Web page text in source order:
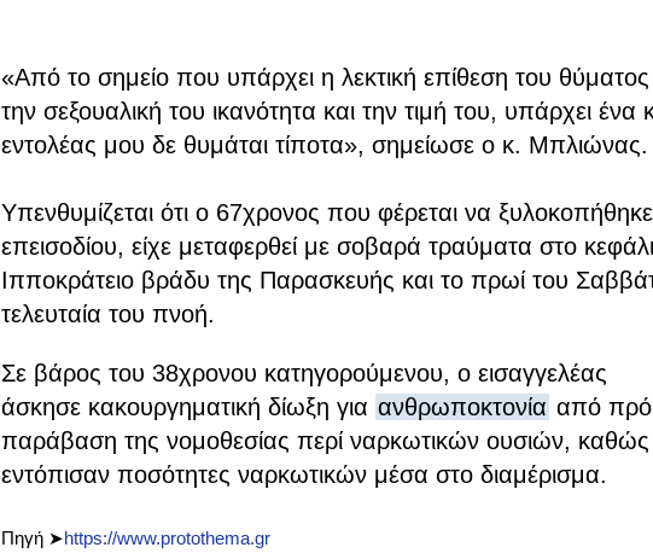
«Από το σημείο που υπάρχει η λεκτική επίθεση του
την σεξουαλική του ικανότητα και την τιμή του, υπάρχει ένα
εντολέας μου δε θυμάται τίποτα», σημείωσε ο κ. Μπλιώνας.
Υπενθυμίζεται ότι ο 67χρονος που φέρεται να
επεισοδίου, είχε μεταφερθεί με σοβαρά τραύματα στο
Ιπποκράτειο βράδυ της Παρασκευής και το πρωί του
τελευταία του πνοή.
Σε βάρος του 38χρονου κατηγορούμενου, ο εισαγγελέας
άσκησε κακουργηματική δίωξη για ανθρωποκτονία από
παράβαση της νομοθεσίας περί ναρκωτικών ουσιών, καθώς
εντόπισαν ποσότητες ναρκωτικών μέσα στο διαμέρισμα.
Πηγή ➤https://www.protothema.gr